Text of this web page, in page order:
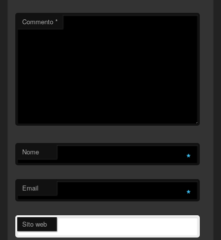
Commento *
Nome *
Email *
Sito web